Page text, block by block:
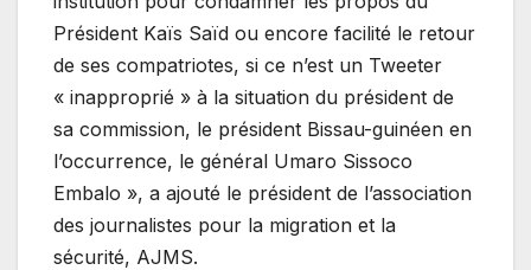
Président Kaïs Saïd ou encore facilité le retour
de ses compatriotes, si ce n’est un Tweeter
« inapproprié » à la situation du président de
sa commission, le président Bissau-guinéen en
l’occurrence, le général Umaro Sissoco
Embalo », a ajouté le président de l’association
des journalistes pour la migration et la
sécurité, AJMS.